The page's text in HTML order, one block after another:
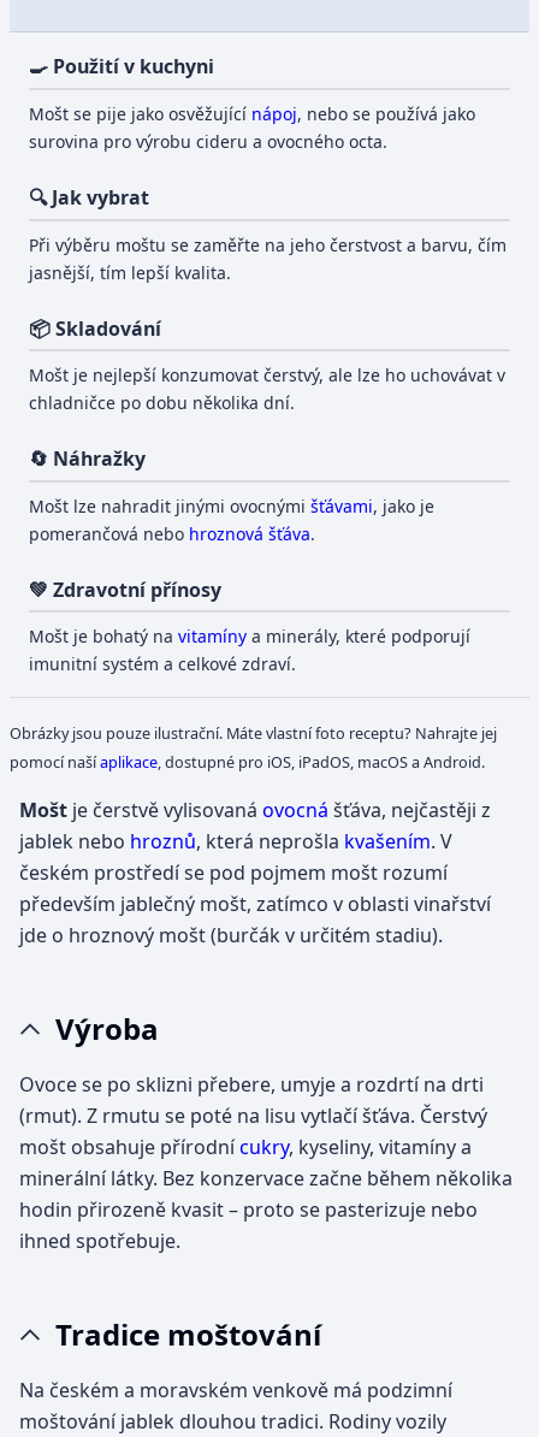
🍳 Použití v kuchyni
Mošt se pije jako osvěžující nápoj, nebo se používá jako
surovina pro výrobu cideru a ovocného octa.
🔍 Jak vybrat
Při výběru moštu se zaměřte na jeho čerstvost a barvu, čím
jasnější, tím lepší kvalita.
📦 Skladování
Mošt je nejlepší konzumovat čerstvý, ale lze ho uchovávat v
chladničce po dobu několika dní.
🔄 Náhražky
Mošt lze nahradit jinými ovocnýmišťávami, jako je
pomerančová nebo hroznová šťáva.
💚 Zdravotní přínosy
Mošt je bohatý navitamíny a minerály, které podporují
imunitní systém a celkové zdraví.
Obrázky jsou pouze ilustrační. Máte vlastní foto receptu? Nahrajte jej
pomocí našíaplikace , dostupné pro iOS, iPadOS, macOS a Android.
Mošt je čerstvě vylisovaná ovocná šťáva, nejčastěji z
jablek nebo hroznů, která neprošla kvašením. V
českém prostředí se pod pojmem mošt rozumí
především jablečný mošt, zatímco v oblasti vinařství
jde o hroznový mošt (burčák v určitém stadiu).
Výroba
Ovoce se po sklizni přebere, umyje a rozdrtí na drti
(rmut). Z rmutu se poté na lisu vytlačí šťáva. Čerstvý
mošt obsahuje přírodnícukry, kyseliny, vitamíny a
minerální látky. Bez konzervace začne během několika
hodin přirozeně kvasit – proto se pasterizuje nebo
ihned spotřebuje.
Tradice moštování
Na českém a moravském venkově má podzimní
moštování jablek dlouhou tradici. Rodiny vozily